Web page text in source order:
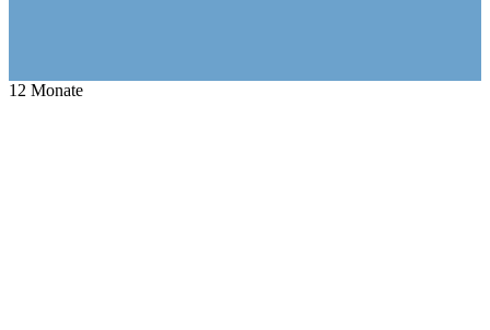
12 Monate